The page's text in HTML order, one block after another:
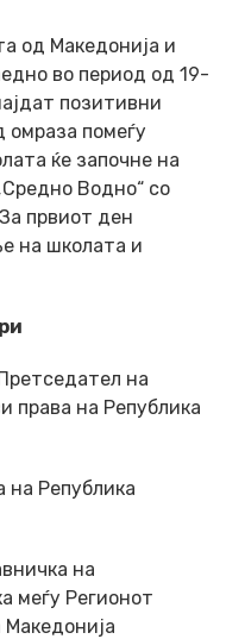
од Македонија и
во период од 19-
позитивни
омраза помеѓу
ќе започне на
Водно“ со
првиот ден
на школата и
на
права на Република
на Република
на
меѓу Регионот